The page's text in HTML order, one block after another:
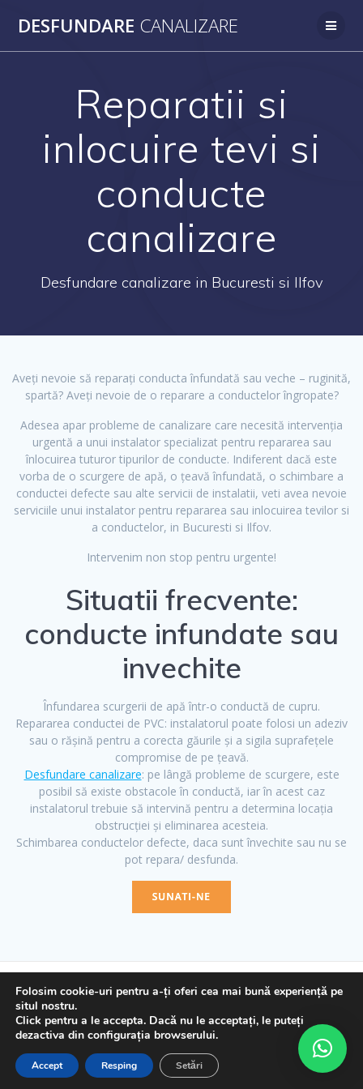
to
DESFUNDARE CANALIZARE
Reparatii si
inlocuire tevi si
conducte
canalizare
Desfundare canalizare in Bucuresti si Ilfov
Aveți nevoie să reparați conducta înfundată sau veche – ruginită,
spartă? Aveți nevoie de o reparare a conductelor îngropate?
Adesea apar probleme de canalizare care necesită intervenția
urgentă a unui instalator specializat pentru repararea sau
înlocuirea tuturor tipurilor de conducte. Indiferent dacă este
vorba de o scurgere de apă, o țeavă înfundată, o schimbare a
conductei defecte sau alte servicii de instalatii, veti avea nevoie
serviciile unui instalator pentru repararea sau inlocuirea tevilor si
a conductelor, in Bucuresti si Ilfov.
Intervenim non stop pentru urgente!
Situatii frecvente:
conducte infundate sau
invechite
Înfundarea scurgerii de apă într-o conductă de cupru.
Repararea conductei de PVC: instalatorul poate folosi un adeziv
sau o rășină pentru a corecta găurile și a sigila suprafețele
compromise de pe țeavă.
Desfundare canalizare: pe lângă probleme de scurgere, este
posibil să existe obstacole în conductă, iar în acest caz
instalatorul trebuie să intervină pentru a determina locația
obstrucției și eliminarea acesteia.
Schimbarea conductelor defecte, daca sunt învechite sau nu se
pot repara/ desfunda.
© 2026 Desfundare canalizare. Construit folosind WordPress și
tema Mesmerize
Folosim cookie-uri pentru a-ți oferi cea mai bună experiență pe
situl nostru.
Click pentru a le accepta. Dacă nu le acceptați, le puteți
dezactiva din configurația browserului.
Accept Resping Setări